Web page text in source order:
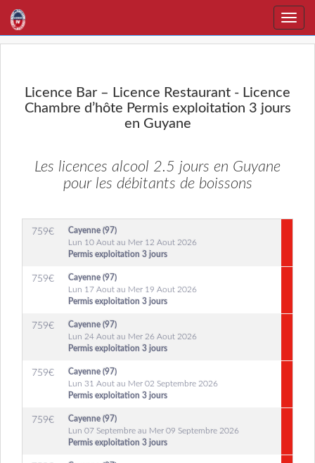
Toggle
Licence Bar – Licence Restaurant - Licence
Chambre d’hôte Permis exploitation 3 jours
en Guyane
Les licences alcool 2.5 jours en Guyane
pour les débitants de boissons
759€
Cayenne (97)
Lun 10 Aout au Mer 12 Aout 2026
Permis exploitation 3 jours
759€
Cayenne (97)
Lun 17 Aout au Mer 19 Aout 2026
Permis exploitation 3 jours
759€
Cayenne (97)
Lun 24 Aout au Mer 26 Aout 2026
Permis exploitation 3 jours
759€
Cayenne (97)
Lun 31 Aout au Mer 02 Septembre 2026
Permis exploitation 3 jours
759€
Cayenne (97)
Lun 07 Septembre au Mer 09 Septembre 2026
Permis exploitation 3 jours